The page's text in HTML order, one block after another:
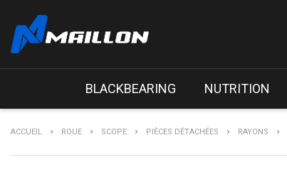
BLACKBEARING NUTRITION
ACCUEIL ROUE SCOPE PIÈCES DÉTACHÉES RAYONS